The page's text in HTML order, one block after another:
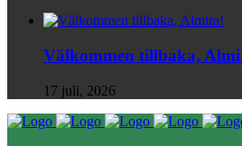
Välkommen tillbaka,
17 juli, 2026